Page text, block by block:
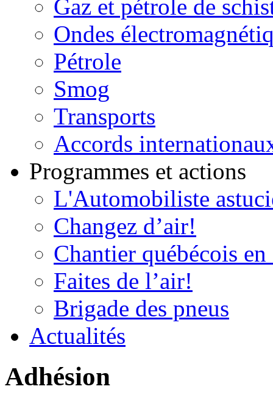
Gaz et pétrole de
Ondes
Pétrole
Smog
Transports
Accords
Programmes et actions
L'Automobiliste
Changez d’air!
Chantier québécois
Faites de l’air!
Brigade des pneus
Actualités
Adhésion